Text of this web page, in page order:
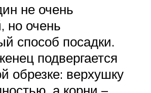
не очень
но очень
способ посадки.
подвергается
обрезке: верхушку